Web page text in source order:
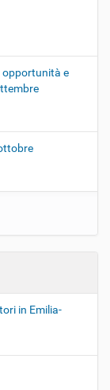
opportunità e
in Emilia-